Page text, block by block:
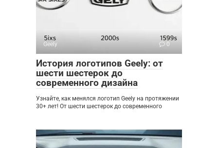
Geely 0
История логотипов Geely: от
шести шестерок до
современного дизайна
Узнайте, как менялся логотип Geely на протяжении
30+ лет! От шести шестерок до современного